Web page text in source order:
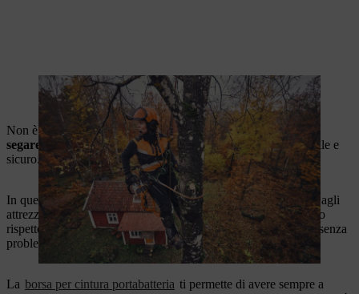
La MSA 220 T può essere agganciata alla cinghia di arrampicata
tramite l'occhiello Comfort
Non è necessario tirare la
fune di avviamento per iniziare a
segare
, rendendo il lavoro in altezza sugli alberi molto più facile e
sicuro.
In questo caso, l'MSA 220 T dimostra i suoi vantaggi
rispetto agli
attrezzi a benzina nell'uso professionale. Un ulteriore vantaggio
rispetto alle attrezzature a benzina è la possibilità di utilizzarla senza
problemi anche in aree sensibili al rumore.
La borsa per cintura portabatteria ti permette di avere sempre a